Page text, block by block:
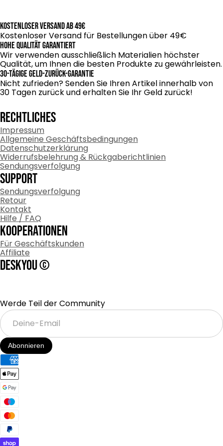
integrierte LED-Technik bleiben die Farben intensiv und
die Beleuchtung zuverlässig.
passen, finden wir gemeinsam immer eine schnelle und
faire Lösung.
Kostenloser Versand ab 49€
Kostenloser Versand für Bestellungen über 49€
Hohe Qualität garantiert
Wir verwenden ausschließlich Materialien höchster
Qualität, um Ihnen die besten Produkte zu gewährleisten.
30-tägige Geld-zurück-Garantie
Nicht zufrieden? Senden Sie Ihren Artikel innerhalb von
30 Tagen zurück und erhalten Sie Ihr Geld zurück!
RECHTLICHES
Impressum
Allgemeine Geschäftsbedingungen
Datenschutzerklärung
Widerrufsbelehrung & Rückgaberichtlinien
Sendungsverfolgung
Support
Sendungsverfolgung
Retour
Kontakt
Hilfe / FAQ
Kooperationen
Für Geschäftskunden
Affiliate
DESKYOU ©
Werde Teil der Community
Deine-
Email
Abonnieren